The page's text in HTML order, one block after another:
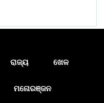
ରାଜ୍ୟ ଖେଳ
ମନୋରଞ୍ଜନ